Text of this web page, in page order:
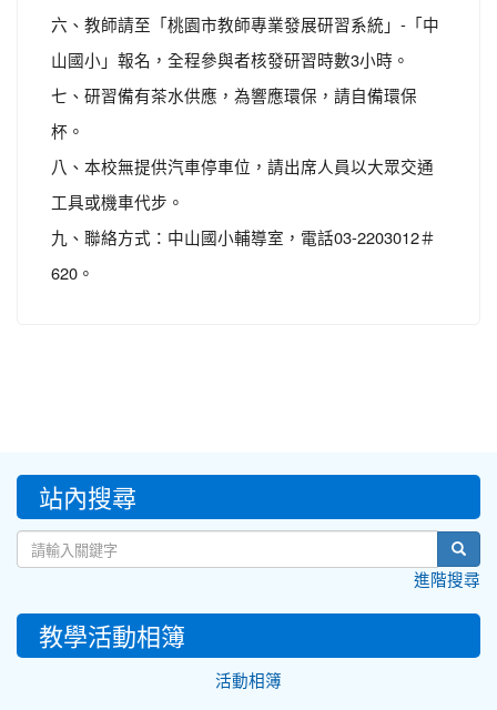
六、教師請至「桃園市教師專業發展研習系統」-「中
山國小」報名，全程參與者核發研習時數3小時。
七、研習備有茶水供應，為響應環保，請自備環保
杯。
八、本校無提供汽車停車位，請出席人員以大眾交通
工具或機車代步。
九、聯絡方式：中山國小輔導室，電話03-2203012＃
620。
::: 站內搜尋
進階搜尋
教學活動相簿
活動相簿